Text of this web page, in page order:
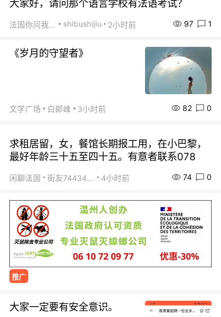
大家好，请问那个语言学校有法语考试？
法国你问我答 shibushijiu 2小时前 97 1
《岁月的守望者》
文学广场 白郞峰 3小时前 82 0
求租居留，女，餐馆长期报工用，在小巴黎，
最好年龄三十五至四十五。有意者联系078
闲聊法国 街友74434350 4小时前 74 0
推广
大家一定要有安全意识。